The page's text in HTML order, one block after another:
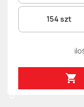
154 szt
